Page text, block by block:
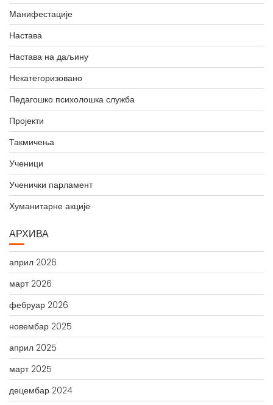
Манифестације
Настава
Настава на даљину
Некатегоризовано
Педагошко психолошка служба
Пројекти
Такмичења
Ученици
Ученички парламент
Хуманитарне акције
АРХИВА
април 2026
март 2026
фебруар 2026
новембар 2025
април 2025
март 2025
децембар 2024